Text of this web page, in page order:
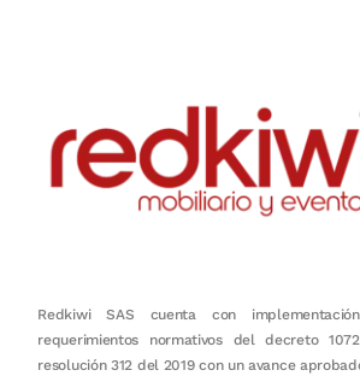
Redkiwi SAS cuenta con
requerimientos normativos del decreto
resolución 312 del 2019 con un avance